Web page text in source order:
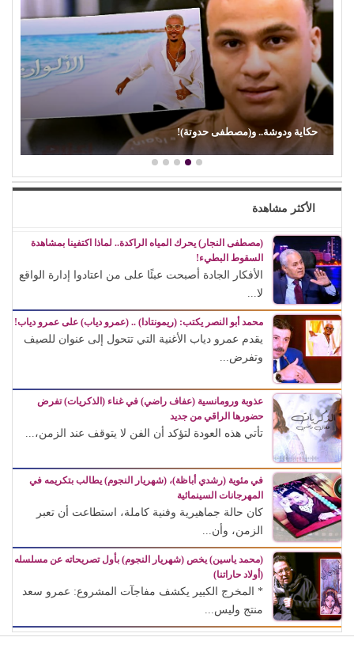
حكاية ودوشة.. و(مصطفى حدوتة)!
الأكثر مشاهدة
(مصطفى النجار) يحرك المياه الراكدة.. لماذا اكتفينا بمشاهدة
السقوط البطيء!
الأفكار الجادة أصبحت عبئًا على من اعتادوا إدارة الواقع
لا...
محمد أبو النصر يكتب: (ريمونتادا) .. (عمرو دياب) على عمرو دياب!
يقدم عمرو دياب الأغنية التي تتحول إلى عنوان للصيف
وتفرض...
عذوبة ورومانسية (عفاف راضي) في غناء (الذكريات) تفرض
حضورها الراقي من جديد
تأتي هذه العودة لتؤكد أن الفن لا يتوقف عند الزمن،...
في مئوية (رشدي أباظة)، (شهريار النجوم) يطالب بتكريمه في
المهرجانات السينمائية
كان حالة جماهيرية وفنية كاملة، استطاعت أن تعبر
الزمن، وأن...
(محمد ياسين) يخص (شهريار النجوم) بأول تصريحاته عن مسلسله
(أولاد حاراتنا)
* المخرج الكبير يكشف مفاجآت المشروع: عمرو سعد
منتج وليس...